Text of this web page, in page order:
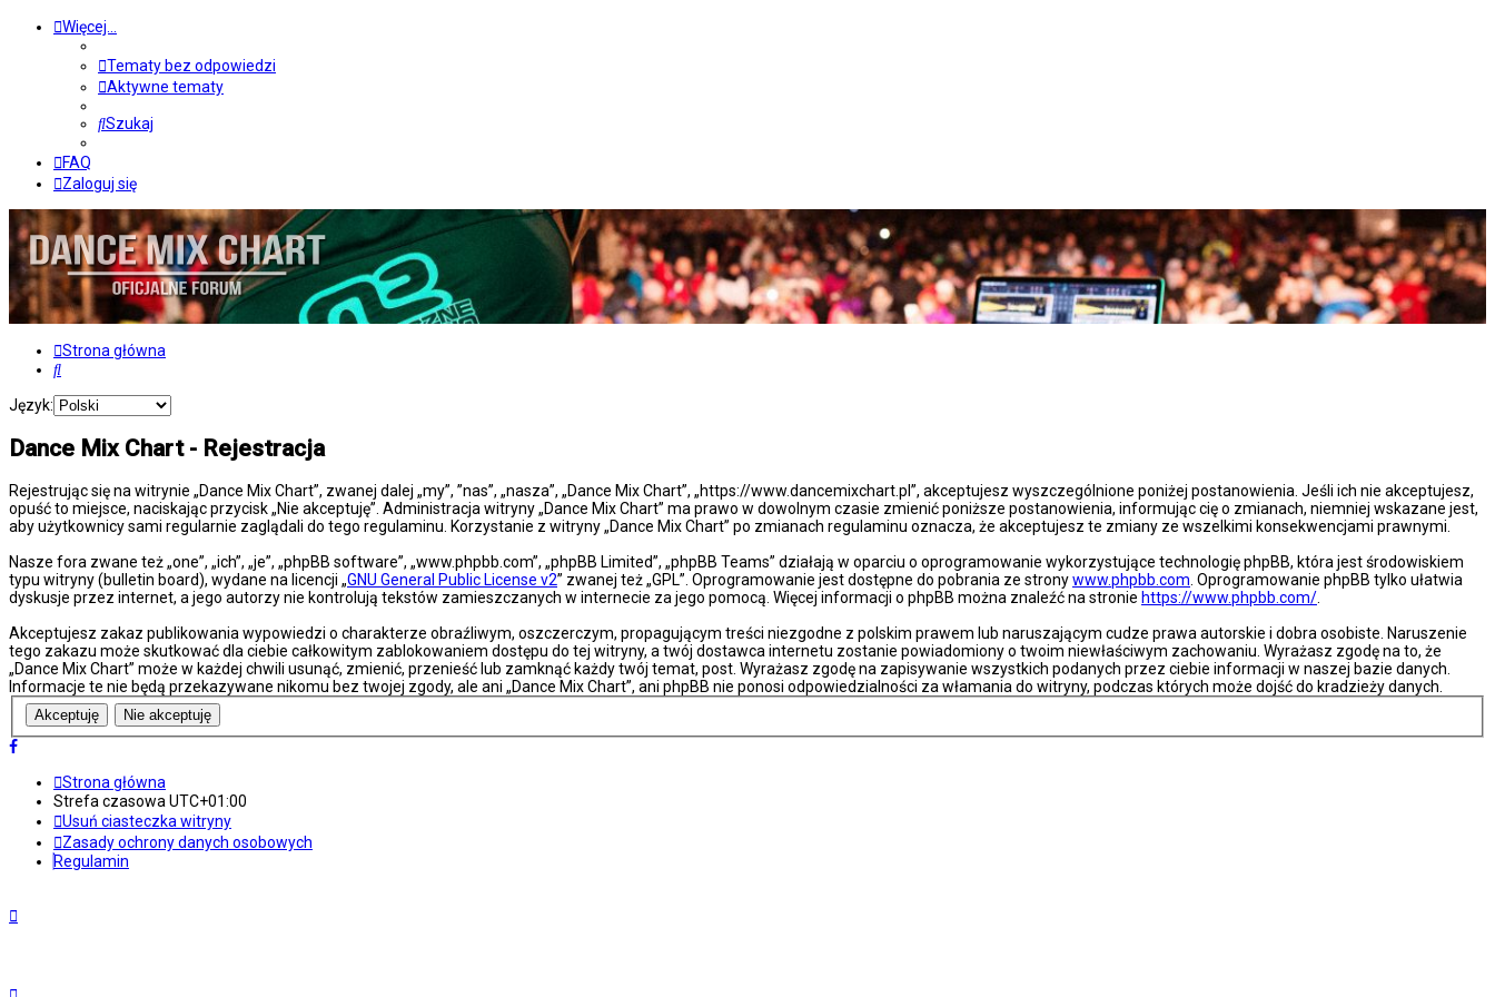
Więcej…
Tematy bez odpowiedzi
Aktywne tematy
Szukaj
FAQ
Zaloguj się
Strona główna
Szukaj
Język:
Dance Mix Chart - Rejestracja
Rejestrując się na witrynie „Dance Mix Chart”, zwanej dalej „my”, ”nas”, „nasza”, „Dance Mix Chart”, „https://www.dancemixchart.pl”, akceptujesz wyszczególnione poniżej postanowienia. Jeśli ich nie akceptujesz,
opuść to miejsce, naciskając przycisk „Nie akceptuję”. Administracja witryny „Dance Mix Chart” ma prawo w dowolnym czasie zmienić poniższe postanowienia, informując cię o zmianach, niemniej wskazane jest,
aby użytkownicy sami regularnie zaglądali do tego regulaminu. Korzystanie z witryny „Dance Mix Chart” po zmianach regulaminu oznacza, że akceptujesz te zmiany ze wszelkimi konsekwencjami prawnymi.
Nasze fora zwane też „one”, „ich”, „je”, „phpBB software”, „www.phpbb.com”, „phpBB Limited”, „phpBB Teams” działają w oparciu o oprogramowanie wykorzystujące technologię phpBB, która jest środowiskiem
typu witryny (bulletin board), wydane na licencji „GNU General Public License v2” zwanej też „GPL”. Oprogramowanie jest dostępne do pobrania ze stronywww.phpbb.com . Oprogramowanie phpBB tylko ułatwia
dyskusje przez internet, a jego autorzy nie kontrolują tekstów zamieszczanych w internecie za jego pomocą. Więcej informacji o phpBB można znaleźć na stronie https://www.phpbb.com/
Akceptujesz zakaz publikowania wypowiedzi o charakterze obraźliwym, oszczerczym, propagującym treści niezgodne z polskim prawem lub naruszającym cudze prawa autorskie i dobra osobiste. Naruszenie
tego zakazu może skutkować dla ciebie całkowitym zablokowaniem dostępu do tej witryny, a twój dostawca internetu zostanie powiadomiony o twoim niewłaściwym zachowaniu. Wyrażasz zgodę na to, że
„Dance Mix Chart” może w każdej chwili usunąć, zmienić, przenieść lub zamknąć każdy twój temat, post. Wyrażasz zgodę na zapisywanie wszystkich podanych przez ciebie informacji w naszej bazie danych.
Informacje te nie będą przekazywane nikomu bez twojej zgody, ale ani „Dance Mix Chart”, ani phpBB nie ponosi odpowiedzialności za włamania do witryny, podczas których może dojść do kradzieży danych.
Strona główna
Strefa czasowaUTC+01:00
Usuń ciasteczka witryny
Zasady ochrony danych osobowych
Regulamin